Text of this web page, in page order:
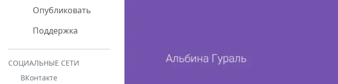
Опубликовать
Поддержка
СОЦИАЛЬНЫЕ СЕТИ
ВКонтакте